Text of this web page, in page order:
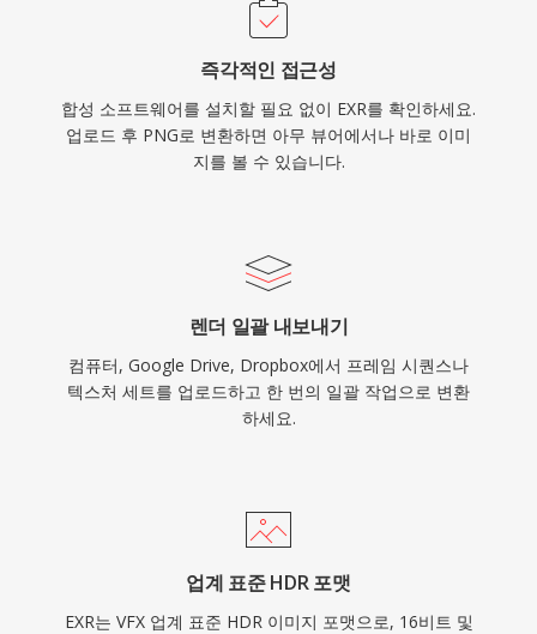
즉각적인 접근성
합성 소프트웨어를 설치할 필요 없이 EXR를 확인하세요.
업로드 후 PNG로 변환하면 아무 뷰어에서나 바로 이미
지를 볼 수 있습니다.
렌더 일괄 내보내기
컴퓨터, Google Drive, Dropbox에서 프레임 시퀀스나
텍스처 세트를 업로드하고 한 번의 일괄 작업으로 변환
하세요.
업계 표준 HDR 포맷
EXR는 VFX 업계 표준 HDR 이미지 포맷으로, 16비트 및